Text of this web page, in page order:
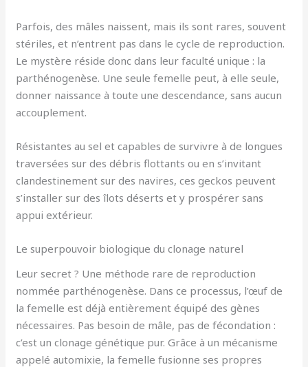
Parfois, des mâles naissent, mais ils sont rares, souvent
stériles, et n’entrent pas dans le cycle de reproduction.
Le mystère réside donc dans leur faculté unique : la
parthénogenèse. Une seule femelle peut, à elle seule,
donner naissance à toute une descendance, sans aucun
accouplement.
Résistantes au sel et capables de survivre à de longues
traversées sur des débris flottants ou en s’invitant
clandestinement sur des navires, ces geckos peuvent
s’installer sur des îlots déserts et y prospérer sans
appui extérieur.
Le superpouvoir biologique du clonage naturel
Leur secret ? Une méthode rare de reproduction
nommée parthénogenèse. Dans ce processus, l’œuf de
la femelle est déjà entièrement équipé des gènes
nécessaires. Pas besoin de mâle, pas de fécondation :
c’est un clonage génétique pur. Grâce à un mécanisme
appelé automixie, la femelle fusionne ses propres